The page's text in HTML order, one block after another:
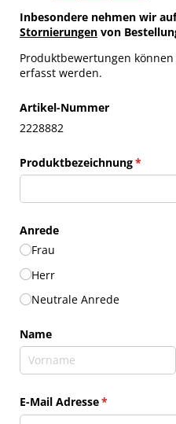
Inbesondere nehmen wir
Stornierungen von
Produktbewertungen
erfasst werden.
Artikel-Nummer
2228882
Produktbezeichnung*
Anrede
Frau
Herr
Neutrale Anrede
Name
E-Mail Adresse*
(erforderlich)